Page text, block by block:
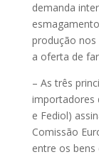
demanda
produção
a oferta de
– As três
importadores
e Fediol)
Comissão
entre os